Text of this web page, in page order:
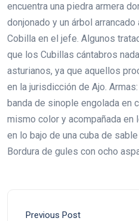
encuentra una piedra armera
donjonado y un árbol
Cobilla en el jefe. Algunos
que los Cubillas cántabros
asturianos, ya que aquellos
en la jurisdicción de Ajo.
banda de sinople engolada en
mismo color y acompañada en
en lo bajo de una cuba de
Bordura de gules con ocho
Previous Post